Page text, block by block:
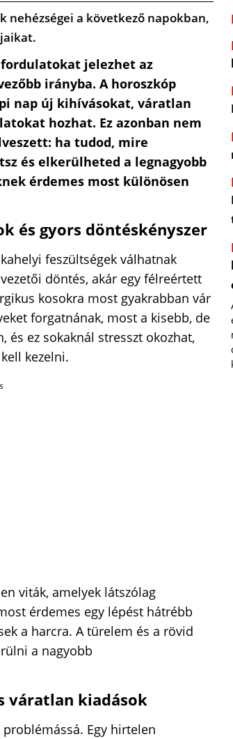
nehézségei a következő napokban,
jelezhet az
irányba. A horoszkóp
nap új kihívásokat, váratlan
hozhat. Ez azonban nem
ha tudod, mire
és elkerülheted a legnagyobb
érdemes most különösen
és gyors döntéskényszer
feszültségek válhatnak
döntés, akár egy félreértett
kosokra most gyakrabban vár
forgatnának, most a kisebb, de
és ez sokaknál stresszt okozhat,
kezelni.
viták, amelyek látszólag
érdemes egy lépést hátrébb
a harcra. A türelem és a rövid
a nagyobb
váratlan kiadások
Egy hirtelen